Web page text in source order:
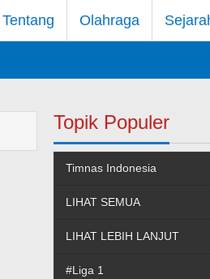
Tentang Olahraga
Topik Populer
Timnas Indonesia
LIHAT SEMUA
LIHAT LEBIH LANJUT
#Liga 1